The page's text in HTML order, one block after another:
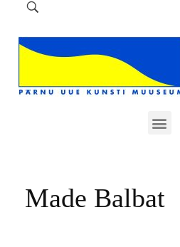
Made Balbat